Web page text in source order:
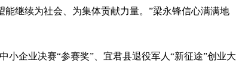
继续为社会、为集体贡献力量。”梁永锋信心满满地
企业决赛“参赛奖”、宜君县退役军人“新征途”创业大